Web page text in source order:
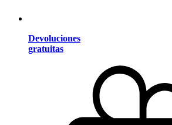
Devoluciones
gratuitas